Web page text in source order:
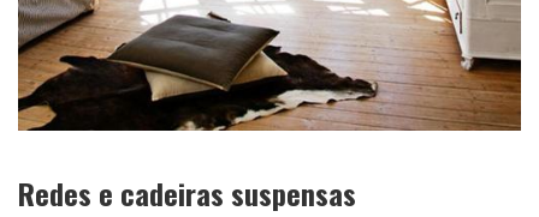
Redes e cadeiras suspensas